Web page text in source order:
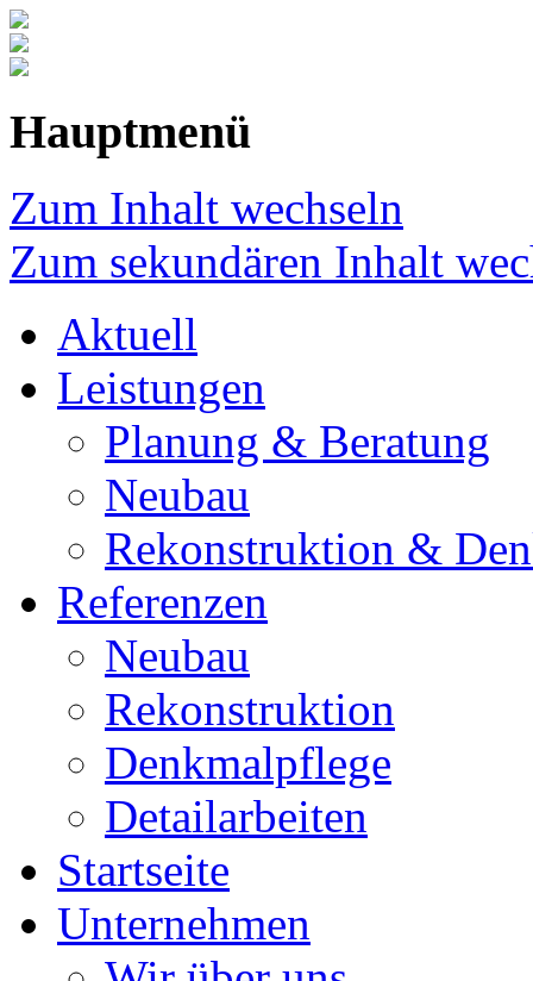
Hauptmenü
Zum Inhalt wechseln
Zum sekundären Inhalt
Aktuell
Leistungen
Planung & Beratung
Neubau
Rekonstruktion &
Referenzen
Neubau
Rekonstruktion
Denkmalpflege
Detailarbeiten
Startseite
Unternehmen